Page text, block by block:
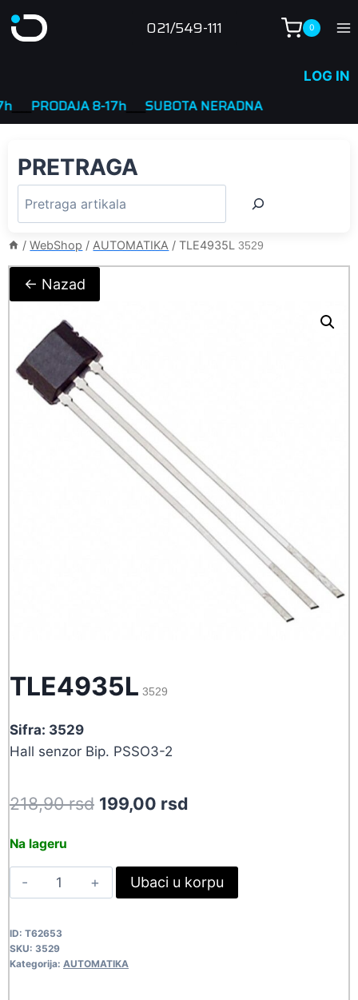
to
021/549-111 0
LOG IN
PRODAJA 8-17h____SUBOTA NERADNA
PRETRAGA
/ WebShop / AUTOMATIKA / TLE4935L 3529
← Nazad
TLE4935L 3529
Sifra: 3529
Hall senzor Bip. PSSO3-2
218,90rsd Original
218,90 rsd.
199,00 rsd
199,00 rsd.
Na lageru
TLE4935L
3529
Ubaci u korpu
ID: T62653
SKU: 3529
Kategorija: AUTOMATIKA